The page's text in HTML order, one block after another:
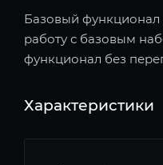
Базовый функционал
работу с базовым
функционал без
Характеристики